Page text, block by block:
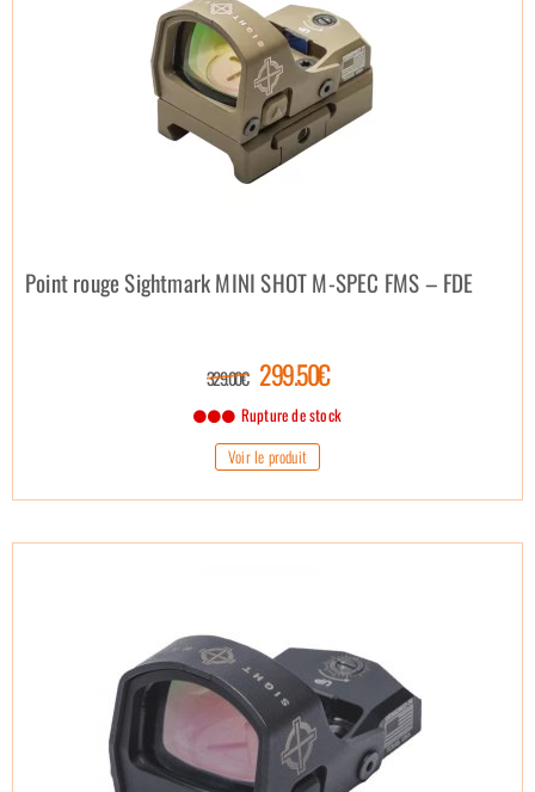
Point rouge Sightmark MINI SHOT M-SPEC FMS – FDE
329.00€ 299.50€
Rupture de stock
Voir le produit